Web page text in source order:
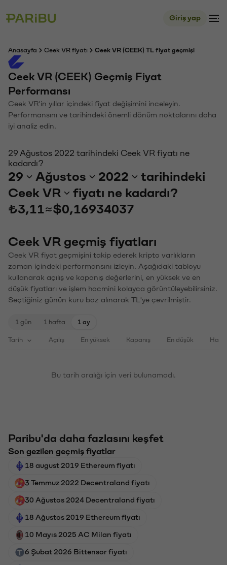
Giriş yap
Anasayfa Ceek VR fiyatı Ceek VR (CEEK) TL fiyat geçmişi
Ceek VR (CEEK) Geçmiş Fiyat
Performansı
Ceek VR'in yıllar içindeki fiyat değişimini inceleyin.
Performansını ve tarihindeki önemli dönüm noktalarını daha
iyi analiz edin.
29 Ağustos 2022 tarihindeki Ceek VR fiyatı ne
kadardı?
29 Ağustos 2022
tarihindeki
Ceek VR
fiyatı ne kadardı?
₺3,11≈$0,16934037
Ceek VR geçmiş fiyatları
Ceek VR fiyat geçmişini takip ederek kripto varlıkların
zaman içindeki performansını izleyin. Aşağıdaki tabloyu
kullanarak açılış ve kapanış değerlerini, en yüksek ve en
düşük fiyatları ve işlem hacmini kolayca görüntüleyebilirsiniz.
Seçtiğiniz günün kuru baz alınarak TL'ye çevrilmiştir.
1 gün 1 hafta 1 ay
Tarih Açılış En yüksek Kapanış En düşük
Bu tarih aralığı için veri bulunamadı.
Paribu'da daha fazlasını keşfet
Son gezilen geçmiş fiyatlar
18 august 2019 Ethereum fiyatı
3 Temmuz 2022 Decentraland fiyatı
30 Ağustos 2024 Decentraland fiyatı
18 Ağustos 2019 Ethereum fiyatı
10 Mayıs 2025 AC Milan fiyatı
6 Şubat 2026 Bittensor fiyatı